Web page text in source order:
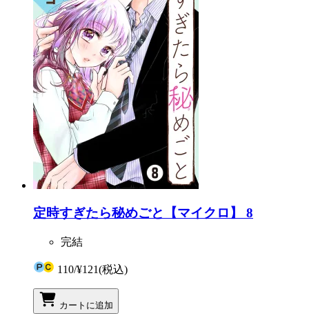
定時すぎたら秘めごと【マイクロ】 8
完結
110/¥121(税込)
カートに追加